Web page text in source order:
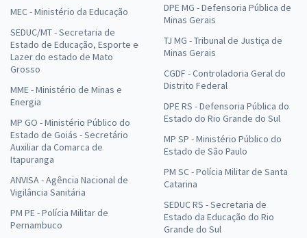
MEC - Ministério da Educação
SEDUC/MT - Secretaria de
Estado de Educação, Esporte e
Lazer do estado de Mato
Grosso
MME - Ministério de Minas e
Energia
MP GO - Ministério Público do
Estado de Goiás - Secretário
Auxiliar da Comarca de
Itapuranga
ANVISA - Agência Nacional de
Vigilância Sanitária
PM PE - Polícia Militar de
Pernambuco
DPE MG - Defensoria Pública de
Minas Gerais
TJ MG - Tribunal de Justiça de
Minas Gerais
CGDF - Controladoria Geral do
Distrito Federal
DPE RS - Defensoria Pública do
Estado do Rio Grande do Sul
MP SP - Ministério Público do
Estado de São Paulo
PM SC - Polícia Militar de Santa
Catarina
SEDUC RS - Secretaria de
Estado da Educação do Rio
Grande do Sul